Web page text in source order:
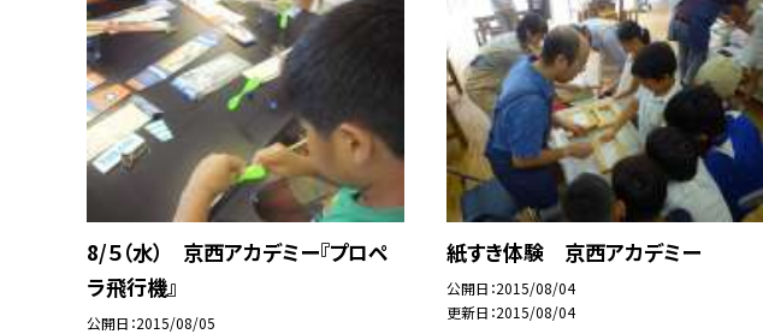
8/５（水） 京西アカデミー『プロペ
ラ飛行機』
公開日 2015/08/05
紙すき体験 京西アカデミー
公開日 2015/08/04
更新日 2015/08/04